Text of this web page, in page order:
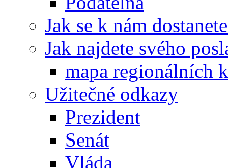
Jak se k nám
Jak najdete svého
mapa regionálních
Užitečné odkazy
Prezident
Senát
Vláda